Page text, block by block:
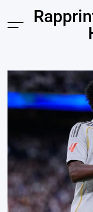
content